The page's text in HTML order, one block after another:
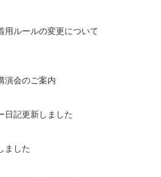
用ルールの変更について
演会のご案内
日記更新しました
ました